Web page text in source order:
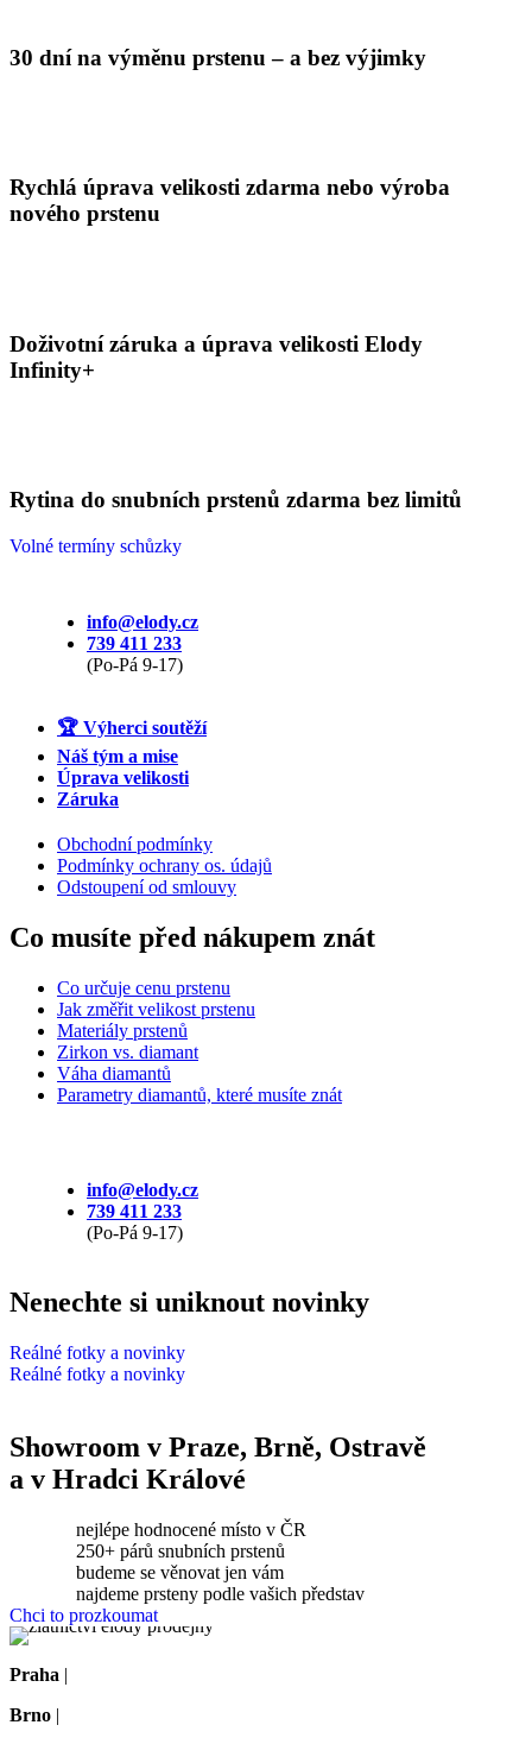
30 dní na výměnu prstenu – a bez výjimky
Rychlá úprava velikosti zdarma nebo výroba
nového prstenu
Doživotní záruka a úprava velikosti Elody
Infinity+
Rytina do snubních prstenů zdarma bez limitů
Volné termíny schůzky
info@elody.cz
739 411 233
(Po-Pá 9-17)
🏆 Výherci soutěží
Náš tým a mise
Úprava velikosti
Záruka
Obchodní podmínky
Podmínky ochrany os. údajů
Odstoupení od smlouvy
Co musíte před nákupem znát
Co určuje cenu prstenu
Jak změřit velikost prstenu
Materiály prstenů
Zirkon vs. diamant
Váha diamantů
Parametry diamantů, které musíte znát
info@elody.cz
739 411 233
(Po-Pá 9-17)
Nenechte si uniknout novinky
Reálné fotky a novinky
Reálné fotky a novinky
Showroom v Praze, Brně, Ostravě
a v Hradci Králové
nejlépe hodnocené místo v ČR
250+ párů snubních prstenů
budeme se věnovat jen vám
najdeme prsteny podle vašich představ
Chci to prozkoumat
Praha |
Brno |